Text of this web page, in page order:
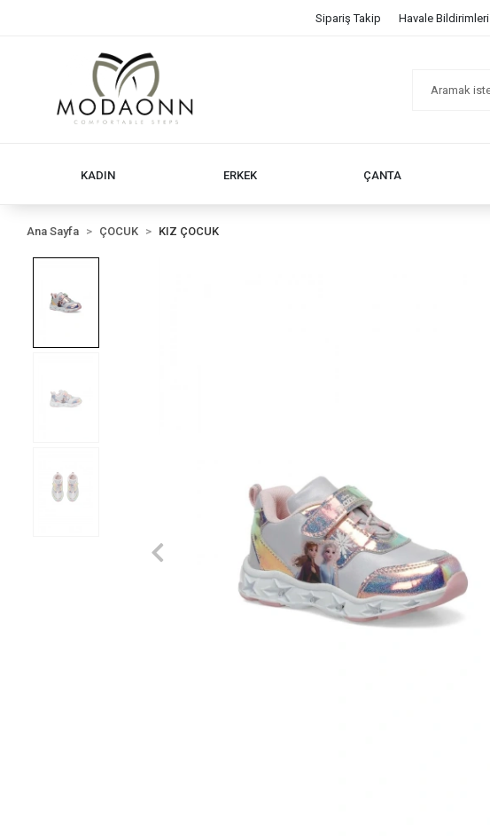
Sipariş Takip Havale Bildirimleri
KADIN ERKEK ÇANTA
Ana Sayfa ÇOCUK KIZ ÇOCUK